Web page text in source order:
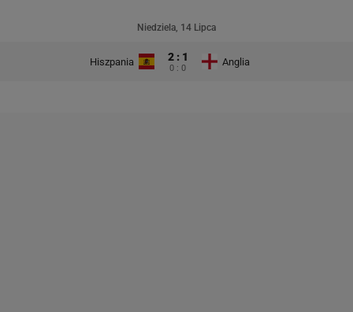
Niedziela, 14 Lipca
Hiszpania 2 : 1
0 : 0
Anglia